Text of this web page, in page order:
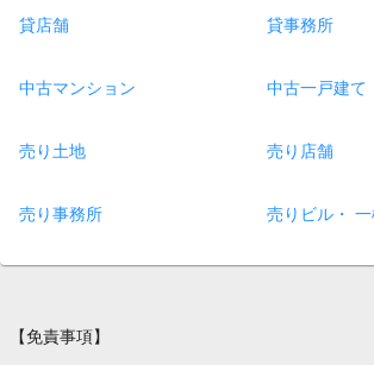
貸店舗 貸事務所
中古マンション 中古一戸建て
売り土地 売り店舗
売り事務所 売りビル・
【免責事項】